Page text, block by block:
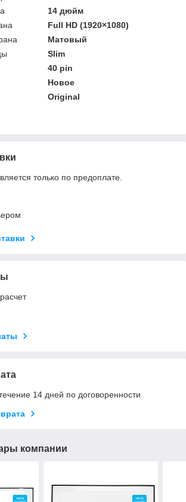
14 дюйм
Full HD (1920×1080)
Матовый
Slim
40 pin
Новое
Original
только по предоплате.
14 дней по договоренности
компании